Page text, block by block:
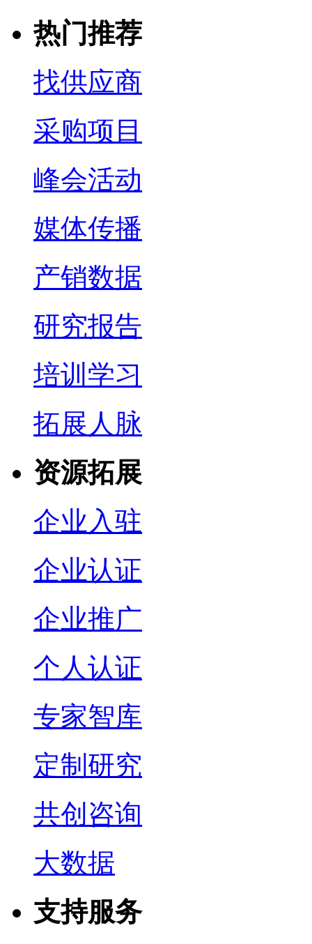
热门推荐
找供应商
采购项目
峰会活动
媒体传播
产销数据
研究报告
培训学习
拓展人脉
资源拓展
企业入驻
企业认证
企业推广
个人认证
专家智库
定制研究
共创咨询
大数据
支持服务